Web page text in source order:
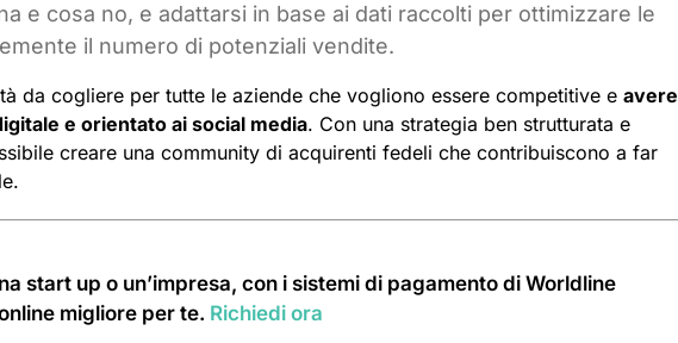
e cosa no, e adattarsi in base ai dati raccolti per ottimizzare le
il numero di potenziali vendite.
da cogliere per tutte le aziende che vogliono essere competitive e avere
e orientato ai social media. Con una strategia ben strutturata e
creare una community di acquirenti fedeli che contribuiscono a far
start up o un’impresa, con i sistemi di pagamento di Worldline
migliore per te. Richiedi ora